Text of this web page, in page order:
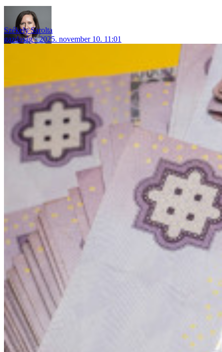
Székely Sarolta
gazdaság
2025. november 10. 11:01